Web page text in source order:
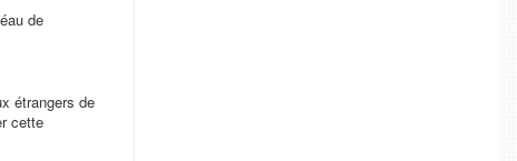
de
étrangers de
cette